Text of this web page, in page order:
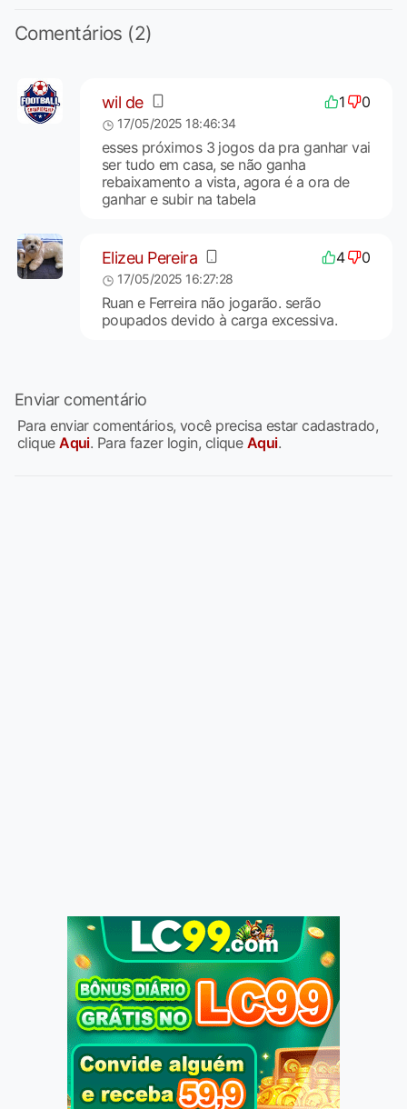
Comentários (2)
wil de 1 0
17/05/2025 18:46:34
esses próximos 3 jogos da pra ganhar vai
ser tudo em casa, se não ganha
rebaixamento a vista, agora é a ora de
ganhar e subir na tabela
Elizeu Pereira 4 0
17/05/2025 16:27:28
Ruan e Ferreira não jogarão. serão
poupados devido à carga excessiva.
Enviar comentário
Para enviar comentários, você precisa estar cadastrado,
cliqueAqui. Para fazer login, clique Aqui.